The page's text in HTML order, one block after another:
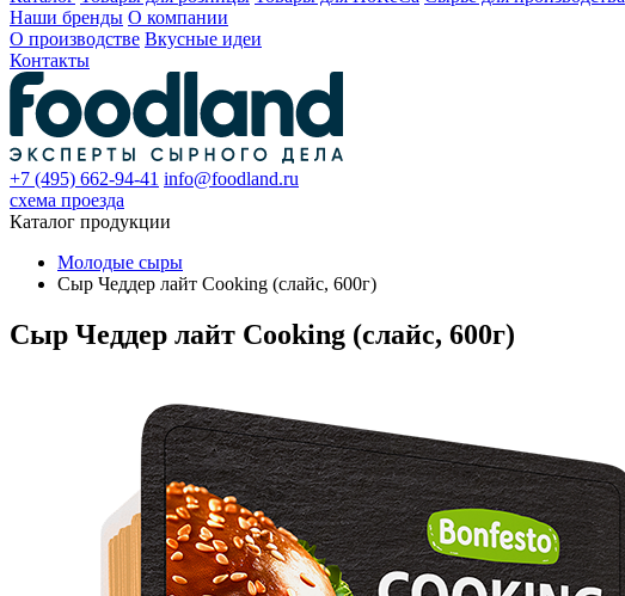
Наши бренды О компании
О производстве Вкусные идеи
Контакты
+7 (495) 662-94-41 info@foodland.ru
схема проезда
Каталог продукции
Молодые сыры
Сыр Чеддер лайт Cooking (слайс, 600г)
Сыр Чеддер лайт Cooking (слайс, 600г)